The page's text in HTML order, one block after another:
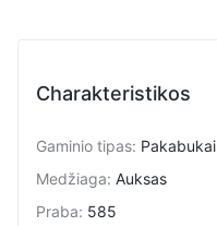
Charakteristikos
Gaminio tipas: Pakabukai
Medžiaga: Auksas
Praba: 585